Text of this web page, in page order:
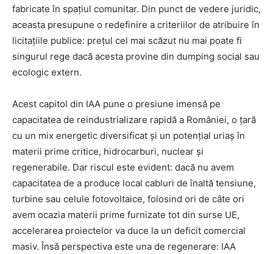
fabricate în spațiul comunitar. Din punct de vedere juridic,
aceasta presupune o redefinire a criteriilor de atribuire în
licitațiile publice: prețul cel mai scăzut nu mai poate fi
singurul rege dacă acesta provine din dumping social sau
ecologic extern.
Acest capitol din IAA pune o presiune imensă pe
capacitatea de reindustrializare rapidă a României, o țară
cu un mix energetic diversificat și un potențial uriaș în
materii prime critice, hidrocarburi, nuclear și
regenerabile. Dar riscul este evident: dacă nu avem
capacitatea de a produce local cabluri de înaltă tensiune,
turbine sau celule fotovoltaice, folosind ori de câte ori
avem ocazia materii prime furnizate tot din surse UE,
accelerarea proiectelor va duce la un deficit comercial
masiv. Însă perspectiva este una de regenerare: IAA